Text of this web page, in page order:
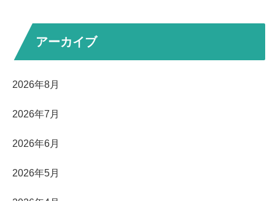
アーカイブ
2026年8月
2026年7月
2026年6月
2026年5月